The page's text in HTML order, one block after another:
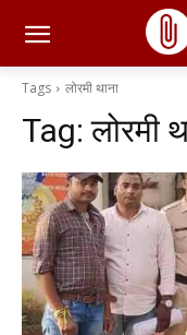
Tags लोरमी थाना
Tag:लोरमी